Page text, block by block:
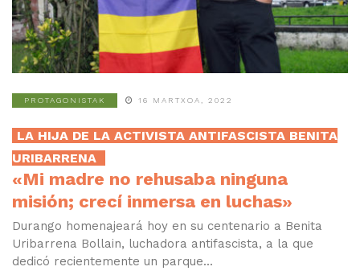
PROTAGONISTAK 16 MARTXOA, 2022
LA HIJA DE LA ACTIVISTA ANTIFASCISTA BENITA
URIBARRENA
«Mi madre no rehusaba ninguna
misión; crecí inmersa en luchas»
Durango homenajeará hoy en su centenario a Benita
Uribarrena Bollain, luchadora antifascista, a la que
dedicó recientemente un parque...